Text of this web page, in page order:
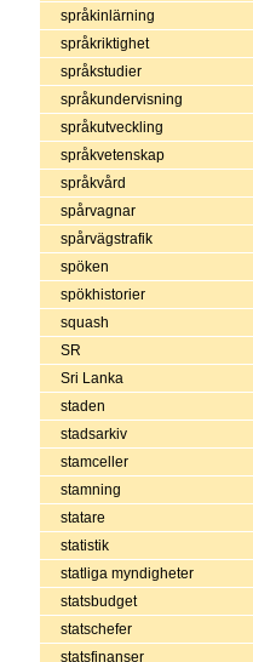
språkinlärning
språkriktighet
språkstudier
språkundervisning
språkutveckling
språkvetenskap
språkvård
spårvagnar
spårvägstrafik
spöken
spökhistorier
squash
SR
Sri Lanka
staden
stadsarkiv
stamceller
stamning
statare
statistik
statliga myndigheter
statsbudget
statschefer
statsfinanser